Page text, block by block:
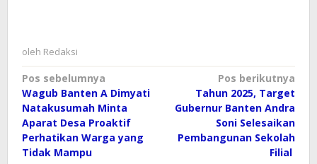
oleh Redaksi
Navigasi
pos
Pos sebelumnya
Wagub Banten A Dimyati
Natakusumah Minta
Aparat Desa Proaktif
Perhatikan Warga yang
Tidak Mampu
Pos berikutnya
Tahun 2025, Target
Gubernur Banten Andra
Soni Selesaikan
Pembangunan Sekolah
Filial